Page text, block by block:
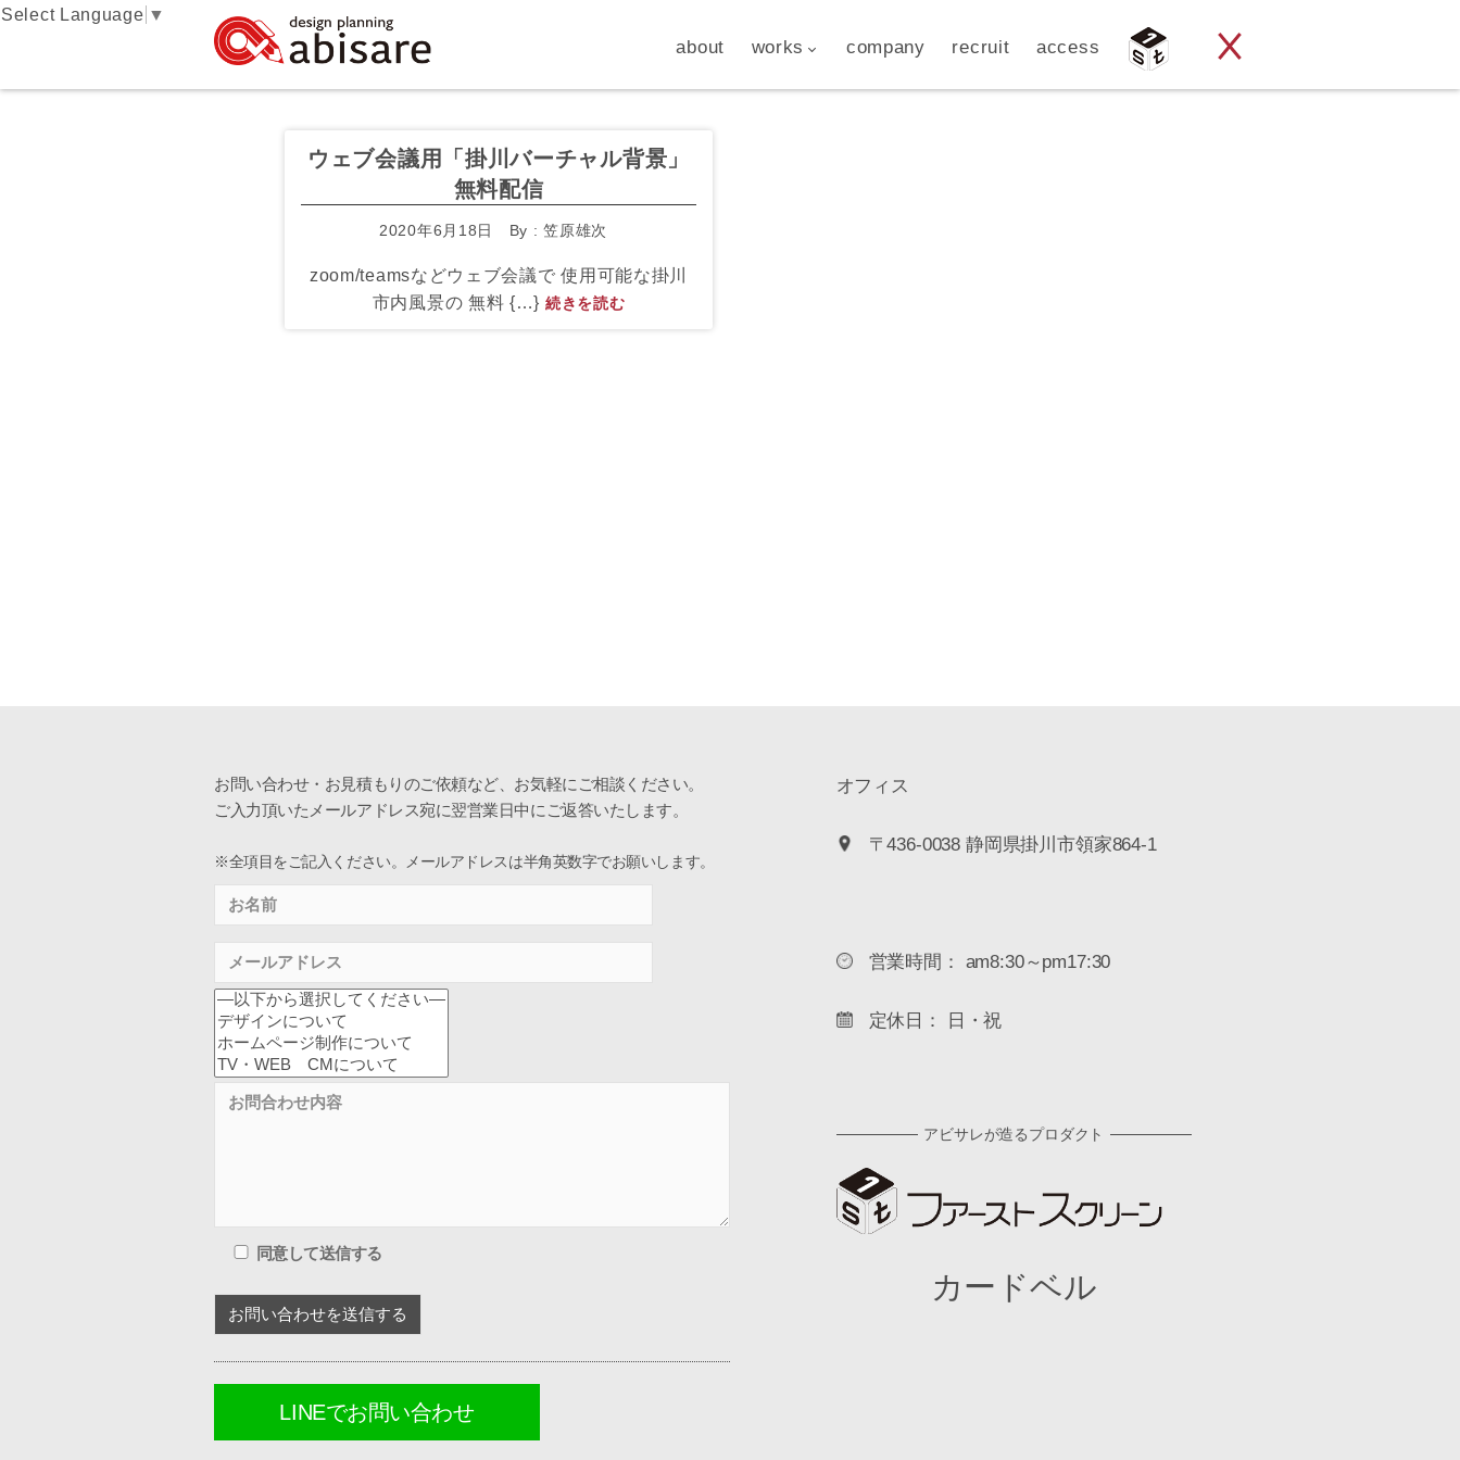
Select Language ▼
about works company recruit access
ウェブ会議用「掛川バーチャル背景」
無料配信
2020年6月18日 By :笠原雄次
zoom/teamsなどウェブ会議で 使用可能な掛川
市内風景の 無料 {…} 続きを読む
お問い合わせ・お見積もりのご依頼など、お気軽にご相談ください。
ご入力頂いたメールアドレス宛に翌営業日中にご返答いたします。
※全項目をご記入ください。メールアドレスは半角英数字でお願いします。
同意して送信する
LINEでお問い合わせ
オフィス
〒436-0038 静岡県掛川市領家864-1
営業時間： am8:30～pm17:30
定休日： 日・祝
アビサレが造るプロダクト
カードベル